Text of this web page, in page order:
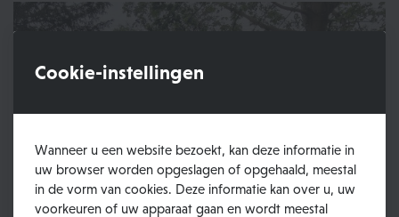
Cookie-instellingen
Wanneer u een website bezoekt, kan deze informatie in
uw browser worden opgeslagen of opgehaald, meestal
in de vorm van cookies. Deze informatie kan over u, uw
voorkeuren of uw apparaat gaan en wordt meestal